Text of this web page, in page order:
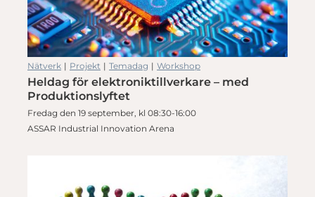
Nätverk | Projekt | Temadag | Workshop
Heldag för elektroniktillverkare – med
Produktionslyftet
Fredag den 19 september, kl 08:30-16:00
ASSAR Industrial Innovation Arena